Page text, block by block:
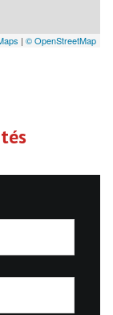
| © OpenStreetMap